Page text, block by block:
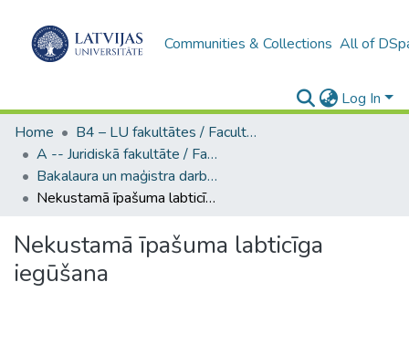
Communities & Collections All of
Log In
Home
B4 – LU fakultātes / Faculties of the UL
A -- Juridiskā fakultāte / Faculty of Law
Bakalaura un maģistra darbi (JF) / Bachelor's and Master's theses
Nekustamā īpašuma labticīga iegūšana
Nekustamā īpašuma labticīga
iegūšana